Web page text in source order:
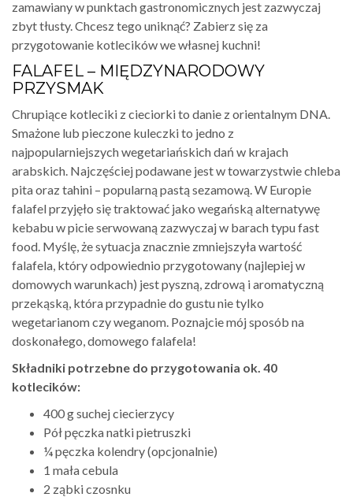
zamawiany w punktach gastronomicznych jest zazwyczaj
zbyt tłusty. Chcesz tego uniknąć? Zabierz się za
przygotowanie kotlecików we własnej kuchni!
FALAFEL – MIĘDZYNARODOWY
PRZYSMAK
Chrupiące kotleciki z cieciorki to danie z orientalnym DNA.
Smażone lub pieczone kuleczki to jedno z
najpopularniejszych wegetariańskich dań w krajach
arabskich. Najczęściej podawane jest w towarzystwie chleba
pita oraz tahini – popularną pastą sezamową. W Europie
falafel przyjęło się traktować jako wegańską alternatywę
kebabu w picie serwowaną zazwyczaj w barach typu fast
food. Myślę, że sytuacja znacznie zmniejszyła wartość
falafela, który odpowiednio przygotowany (najlepiej w
domowych warunkach) jest pyszną, zdrową i aromatyczną
przekąską, która przypadnie do gustu nie tylko
wegetarianom czy weganom. Poznajcie mój sposób na
doskonałego, domowego falafela!
Składniki potrzebne do przygotowania ok. 40
kotlecików:
400 g suchej ciecierzycy
Pół pęczka natki pietruszki
¼ pęczka kolendry (opcjonalnie)
1 mała cebula
2 ząbki czosnku